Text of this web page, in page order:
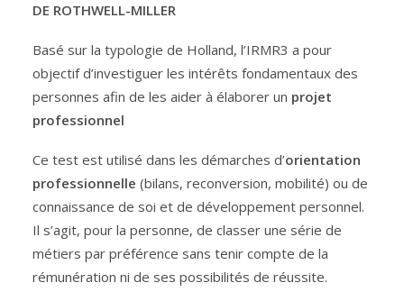
DE ROTHWELL-MILLER
Basé sur la typologie de Holland, l’IRMR3 a pour
objectif d’investiguer les intérêts fondamentaux des
personnes afin de les aider à élaborer un projet
professionnel
Ce test est utilisé dans les démarches d’orientation
professionnelle (bilans, reconversion, mobilité) ou de
connaissance de soi et de développement personnel.
Il s’agit, pour la personne, de classer une série de
métiers par préférence sans tenir compte de la
rémunération ni de ses possibilités de réussite.